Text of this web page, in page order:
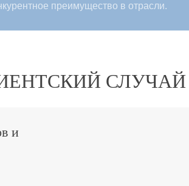
преимущество в отрасли.
СЛУЧАЙ
и